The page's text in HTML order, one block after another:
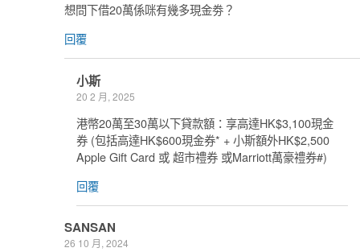
想問下借20萬係咪有幾多現金劵？
回覆
小斯
20 2 月, 2025
港幣20萬至30萬以下貸款額：享高達HK$3,100現金
券 (包括高達HK$600現金券* + 小斯額外HK$2,500
Apple Gift Card 或 超市禮券 或Marriott萬豪禮券#)
回覆
SANSAN
26 10 月, 2024